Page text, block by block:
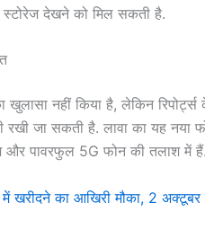
देखने को मिल सकती है.
नहीं किया है, लेकिन
रखी जा सकती है. लावा का यह नया
और पावरफुल 5G फोन की तलाश में हैं.
का आखिरी मौका, 2 अक्टूबर